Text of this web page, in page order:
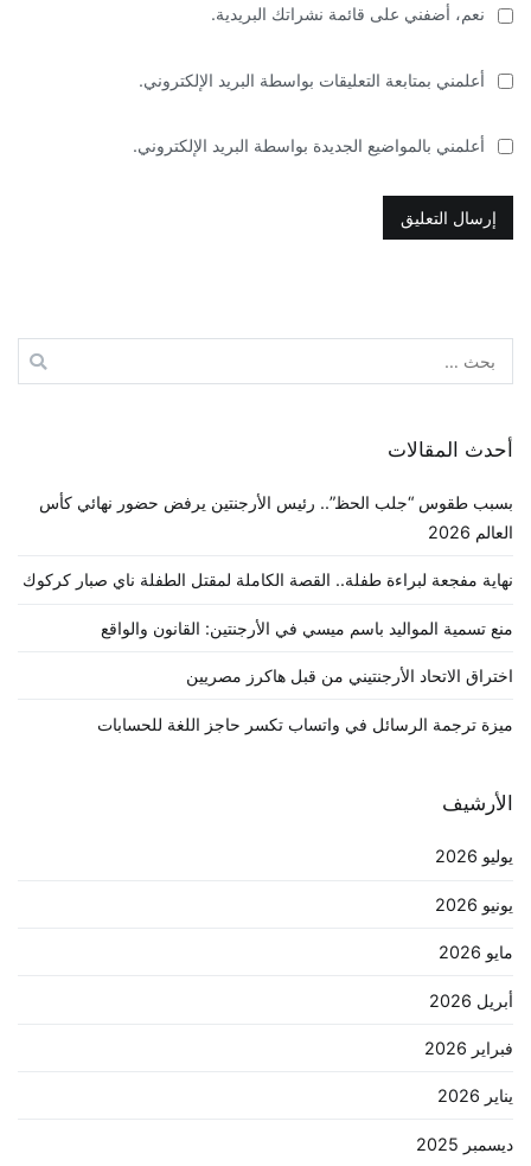
نعم، أضفني على قائمة نشراتك البريدية.
أعلمني بمتابعة التعليقات بواسطة البريد الإلكتروني.
أعلمني بالمواضيع الجديدة بواسطة البريد الإلكتروني.
عن:
أحدث المقالات
بسبب طقوس “جلب الحظ”.. رئيس الأرجنتين يرفض حضور نهائي كأس
العالم 2026
نهاية مفجعة لبراءة طفلة.. القصة الكاملة لمقتل الطفلة ناي صبار كركوك
منع تسمية المواليد باسم ميسي في الأرجنتين: القانون والواقع
اختراق الاتحاد الأرجنتيني من قبل هاكرز مصريين
ميزة ترجمة الرسائل في واتساب تكسر حاجز اللغة للحسابات
الأرشيف
يوليو 2026
يونيو 2026
مايو 2026
أبريل 2026
فبراير 2026
يناير 2026
ديسمبر 2025